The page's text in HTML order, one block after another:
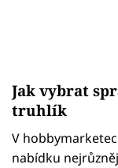
Jak vybrat
truhlík
V
nabídku